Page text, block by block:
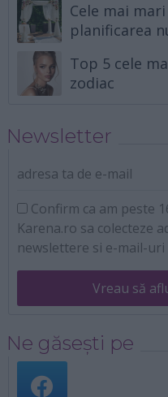
Cele mai
planificarea
Top 5 cele
zodiac
Newsletter
adresa ta de e-mail
Confirm ca am peste
Karena.ro sa colecteze
newslettere si e-mail-
Vreau să
Ne găsești pe